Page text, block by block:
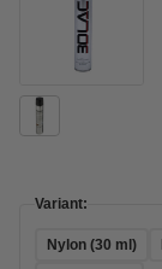
Variant:
Nylon (30 ml)